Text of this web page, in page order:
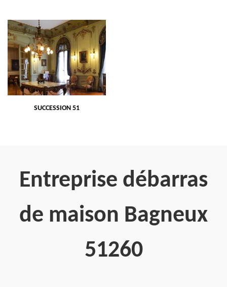
SUCCESSION 51
Entreprise débarras
de maison Bagneux
51260